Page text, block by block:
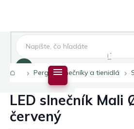
Domov
Pergoly slnečníky a tienidlá
LED slnečník Mali
červený